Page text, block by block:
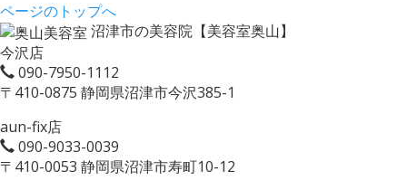
ページのトップへ
沼津市の美容院【美容室奥山】
今沢店
090-7950-1112
〒410-0875 静岡県沼津市今沢385-1
aun-fix店
090-9033-0039
〒410-0053 静岡県沼津市寿町10-12